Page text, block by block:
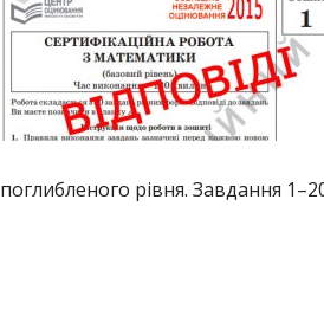
поглибленого рівня. Завдання